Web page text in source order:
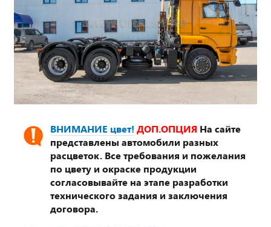
ВНИМАНИЕ цвет! ДОП.ОПЦИЯ На сайте
представлены автомобили разных
расцветок. Все требования и пожелания
по цвету и окраске продукции
согласовывайте на этапе разработки
технического задания и заключения
договора.